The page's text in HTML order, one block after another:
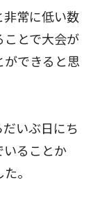
非常に低い数
ことで大会が
ができると思
いぶ日にち
いることか
。